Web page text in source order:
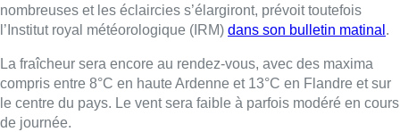
nombreuses et les éclaircies s’élargiront, prévoit toutefois
l’Institut royal météorologique (IRM) dans son bulletin matinal .
La fraîcheur sera encore au rendez-vous, avec des maxima
compris entre 8°C en haute Ardenne et 13°C en Flandre et sur
le centre du pays. Le vent sera faible à parfois modéré en cours
de journée.